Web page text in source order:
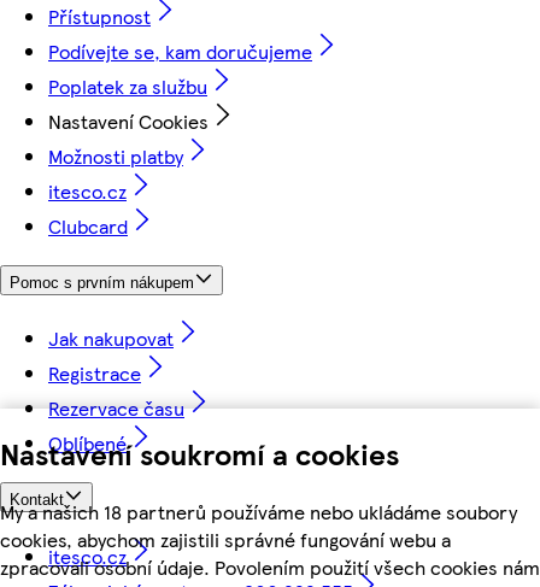
Nastavení soukromí a cookies
My a našich 18 partnerů používáme nebo ukládáme soubory
cookies, abychom zajistili správné fungování webu a
zpracovali osobní údaje. Povolením použití všech cookies nám
Přístupnost
Podívejte se, kam doručujeme
Poplatek za službu
Nastavení Cookies
Možnosti platby
itesco.cz
Clubcard
Pomoc s prvním nákupem
Jak nakupovat
Registrace
Rezervace času
Oblíbené
Kontakt
itesco.cz